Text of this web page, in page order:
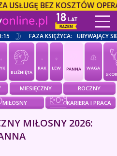
BEZ KOSZTÓW
FAZA KSIĘŻYCA: UBYWAJĄCY
BLIŹNIĘTA
RAK LEW PANNA
WAGA
MIESIĘCZNY
ROCZNY
MIŁOSNY KARIERA I PRACA
MIŁOSNY 2026: